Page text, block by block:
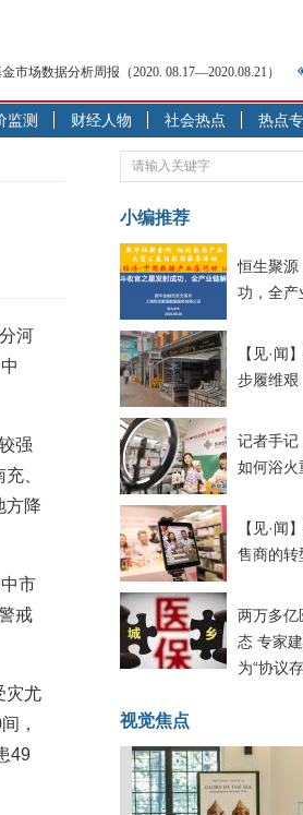
市场数据分析周报（2020. 08.17—2020.08.21）
新加坡旅游业步履维艰
香港零售业如何浴火重生？
家香港传统零售商的转型突围之旅
金市场数据分析周报（2020. 07.27—2020.07.31）
同业存单、结构性存款玩起“跷跷板” 结构性失衡藏
放300亿元 短端资金利率明显下行
击 债市回调十年期债表现最弱
逾3% 沪银及两粕涨势喜人
之星发射成功，全产业链解析
监测 财经人物 社会热点 热点
河
强
、
方降
市
戒
灾尤
，
49
小编推荐
恒生聚源
功，全产
【见·闻
步履维艰
记者手记
如何浴火
【见·闻
售商的转
两万多亿
态 专家
为“协议
视觉焦点